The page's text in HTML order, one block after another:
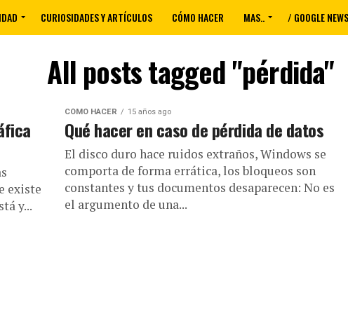
CURIOSIDADES Y ARTÍCULOS CÓMO HACER MAS.. / GOOGLE NEWS
All posts tagged "pérdida"
existe
y...
CÓMO HACER 15 años ago
Qué hacer en caso de pérdida de datos
El disco duro hace ruidos extraños, Windows se
comporta de forma errática, los bloqueos son
constantes y tus documentos desaparecen: No es
el argumento de una...